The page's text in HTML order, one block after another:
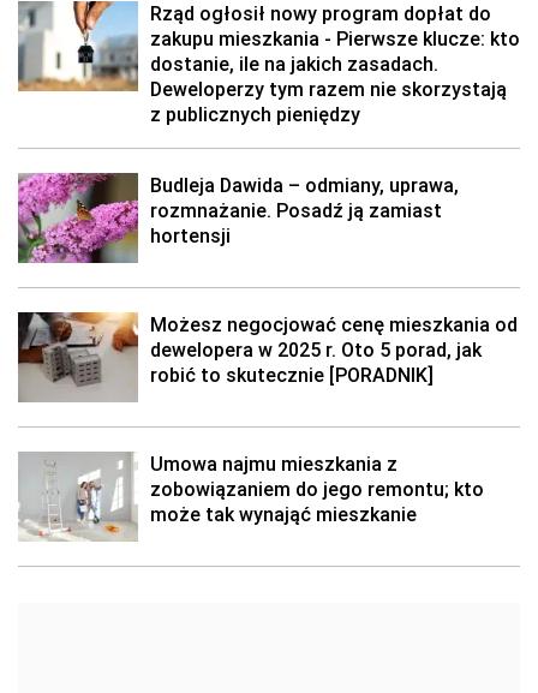
Rząd ogłosił nowy program dopłat do
zakupu mieszkania - Pierwsze klucze: kto
dostanie, ile na jakich zasadach.
Deweloperzy tym razem nie skorzystają
z publicznych pieniędzy
Budleja Dawida – odmiany, uprawa,
rozmnażanie. Posadź ją zamiast
hortensji
Możesz negocjować cenę mieszkania od
dewelopera w 2025 r. Oto 5 porad, jak
robić to skutecznie [PORADNIK]
Umowa najmu mieszkania z
zobowiązaniem do jego remontu; kto
może tak wynająć mieszkanie